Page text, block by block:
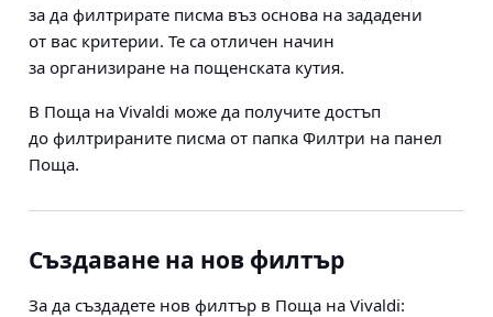
за да филтрирате писма въз основа на зададени
от вас критерии. Те са отличен начин
за организиране на пощенската кутия.
В Поща на Vivaldi може да получите достъп
до филтрираните писма от папка Филтри на панел
Поща.
Създаване на нов филтър
За да създадете нов филтър в Поща на Vivaldi: